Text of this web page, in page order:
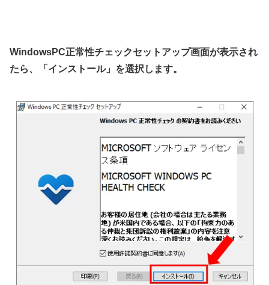
WindowsPC正常性チェックセットアップ画面が表示され
たら、「インストール」を選択します。